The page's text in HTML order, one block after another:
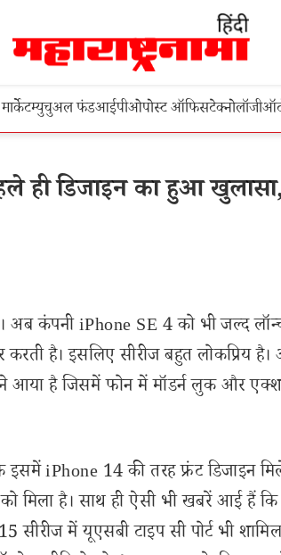
म्युचुअल फंडआईपीओपोस्ट ऑफिसटेक्नोलॉजी
ही डिजाइन का हुआ
अब कंपनी iPhone SE 4 को भी जल्द
है। इसलिए सीरीज बहुत लोकप्रिय है।
आया है जिसमें फोन में मॉडर्न लुक और
iPhone 14 की तरह फ्रंट डिजाइन
मिला है। साथ ही ऐसी भी खबरें आई हैं
में यूएसबी टाइप सी पोर्ट भी